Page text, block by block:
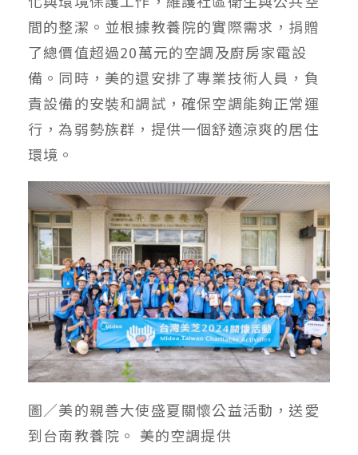
間的整潔。並根據教養院的實際需求，捐贈
了總價值超過20萬元的空調及廚房家電設
備。同時，美的還安排了專業技術人員，負
責設備的安裝和調試，確保空調能夠正常運
行，為弱勢族群，提供一個舒適涼爽的居住
環境。
圖／美的親善大使盛夏關懷公益活動，送愛
到台南教養院。 美的空調提供